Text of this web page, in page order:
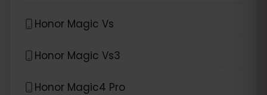
Honor Magic Vs
Honor Magic Vs3
Honor Magic4 Pro